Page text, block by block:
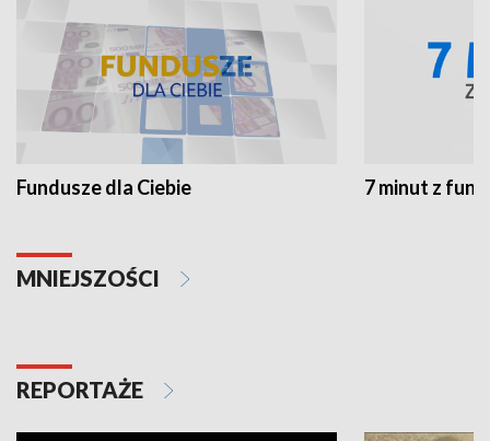
Fundusze dla Ciebie 7 minut z
MNIEJSZOŚCI
REPORTAŻE